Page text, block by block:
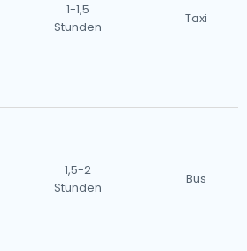
1-1,5
Stunden
Taxi
1,5-2
Stunden
Bus